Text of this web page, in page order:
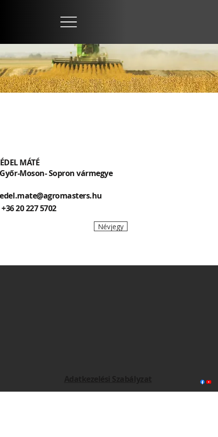
ÉDEL MÁTÉ
Győr-Moson- Sopron vármegye
edel.mate@agromasters.hu
+36 20 227 5702
Névjegy